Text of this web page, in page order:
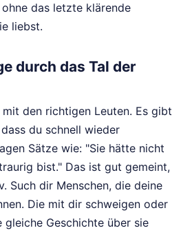
das letzte klärende
liebst.
durch das Tal der
den richtigen Leuten. Es gibt
du schnell wieder
Sätze wie: "Sie hätte nicht
bist." Das ist gut gemeint,
Such dir Menschen, die deine
Die mit dir schweigen oder
gleiche Geschichte über sie